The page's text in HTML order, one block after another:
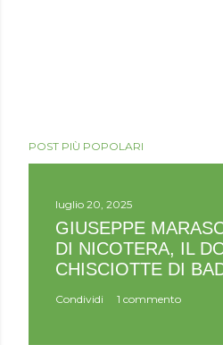
POST PIÙ POPOLARI
luglio 20, 2025
GIUSEPPE
DI NICOTERA, IL
CHISCIOTTE DI
Condividi 1 commento